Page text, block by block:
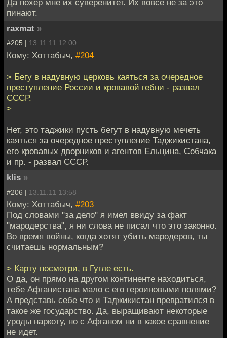
Да похер мне их суверенитет. Их вовсе не за это
пинают.
raxmat »
#205 | 13.11.11 12:00
Кому: Хоттабыч, #204
> Бегу в надувную церковь каяться за очередное
преступление России и кровавой гебни - развал
СССР.
>
Нет, это таджики пусть бегут в надувную мечеть
каяться за очередное преступление Таджикистана,
его кровавых дворников и агентов Ельцина, Собчака
и пр. - развал СССР.
klis »
#206 | 13.11.11 13:58
Кому: Хоттабыч, #203
Под словами "за дело" я имел ввиду за факт
"мародерства", я ни слова не писал что это законно.
Во время войны, когда хотят убить мародеров, ты
считаешь нормальным?
> Карту посмотри, в Гугле есть.
О да, он прямо на другом континенте находиться,
тебе Афганистана мало с его героиновыми полями?
А представь себе что и Таджикистан превратился в
такое же государство. Да, выращивают некоторые
уроды наркоту, но с Афганом ни в какое сравнение
не идет.